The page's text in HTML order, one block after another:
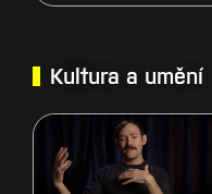
Kultura a umění